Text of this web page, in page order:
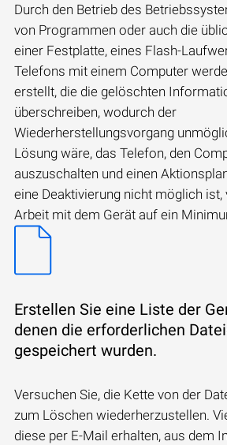
Durch den Betrieb des
von Programmen oder auch die
einer Festplatte, eines Flash-
Telefons mit einem Computer
erstellt, die die gelöschten
überschreiben, wodurch der
Wiederherstellungsvorgang
Lösung wäre, das Telefon, den
auszuschalten und einen
eine Deaktivierung nicht möglich ist,
Arbeit mit dem Gerät auf ein
Erstellen Sie eine Liste der
denen die erforderlichen
gespeichert wurden.
Versuchen Sie, die Kette von der
zum Löschen wiederherzustellen.
diese per E-Mail erhalten, aus dem